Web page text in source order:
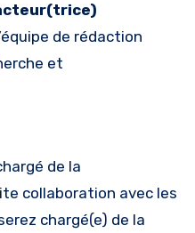
de rédaction
et
de la
collaboration avec les
chargé(e) de la